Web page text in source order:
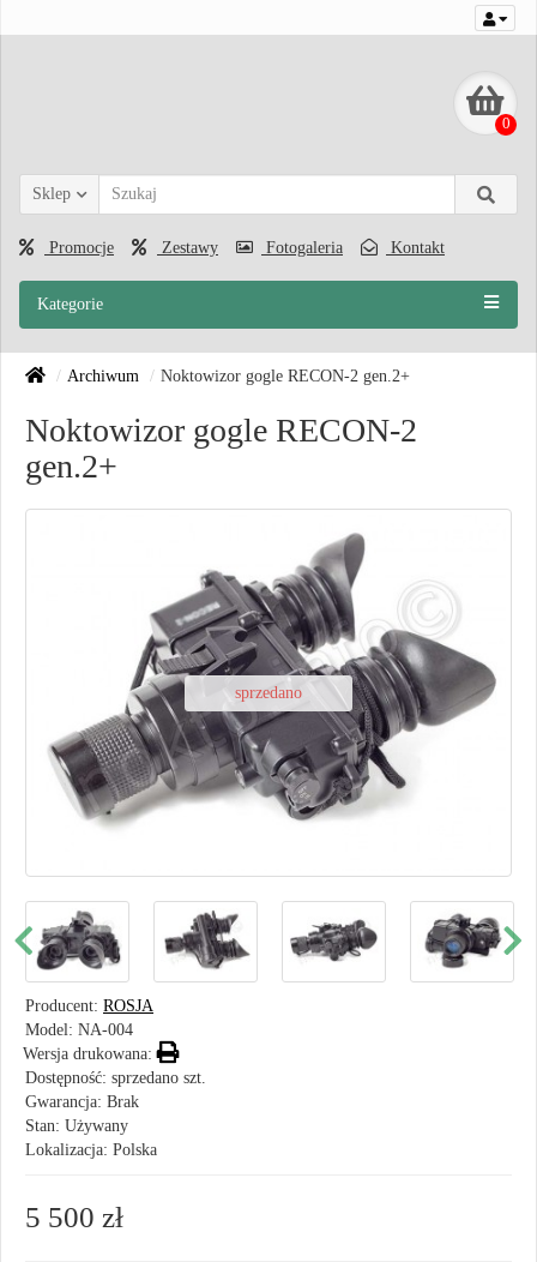
0
Sklep
Promocje Zestawy Fotogaleria Kontakt
Kategorie
Archiwum Noktowizor gogle RECON-2 gen.2+
Noktowizor gogle RECON-2
gen.2+
sprzedano
Producent: ROSJA
Model: NA-004
Wersja drukowana:
Dostępność: sprzedano szt.
Gwarancja: Brak
Stan: Używany
Lokalizacja: Polska
5 500 zł